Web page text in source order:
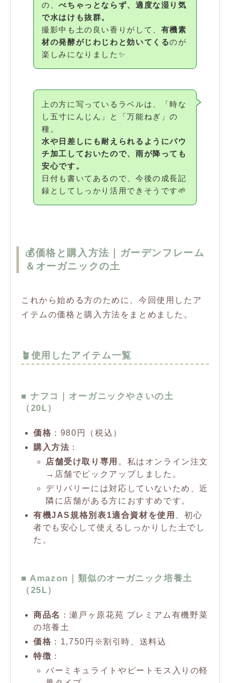
の、べちゃっとならず、適度な湿り気
で水はけも抜群。
撮影中も土の良い香りがして、 有機素
材の発酵がじわじわと効いてくるのが
楽しみになりました✨
上の方に写っているラベルは、「時な
し五寸にんじん」と「万能ねぎ」の
種。
水や日差しにも耐えられるようにパウ
チ加工しておいたので、雨が降っても
安心です。
日付も書いてあるので、今後の成長記
録としてしっかり活用できそうです🌱
💰価格と購入方法｜ガーデンフレーム
＆オーガニックの土
これから始める方のために、今回使用したア
イテムの価格と購入方法をまとめました。
🪴使用したアイテム一覧
■ ナフコ｜オーガニックやさいの土
（20L）
価格 ：980円（税込）
購入方法 ：
店舗受け取り専用 。私はオンライン注文
→店舗でピックアップしました。
デリバリーには対応していないため、近
隣に店舗がある方におすすめです。
有機JAS規格別表1適合資材を使用
、初心
者でも安心して使えるしっかりした土でし
た。
■ Amazon｜類似のオーガニック培養土
（25L）
商品名
：瀬戸ヶ原花苑 プレミアム有機野菜
の培養土
価格 ：1,750円※割引時、送料込
特徴 ：
バーミキュライトやピートモス入りの軽